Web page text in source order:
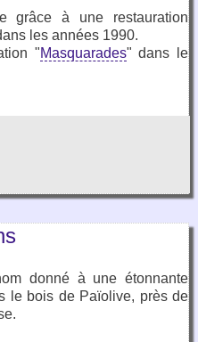
grâce à une restauration
les années 1990.
"Masquarades" dans le
donné à une étonnante
le bois de Païolive, près de